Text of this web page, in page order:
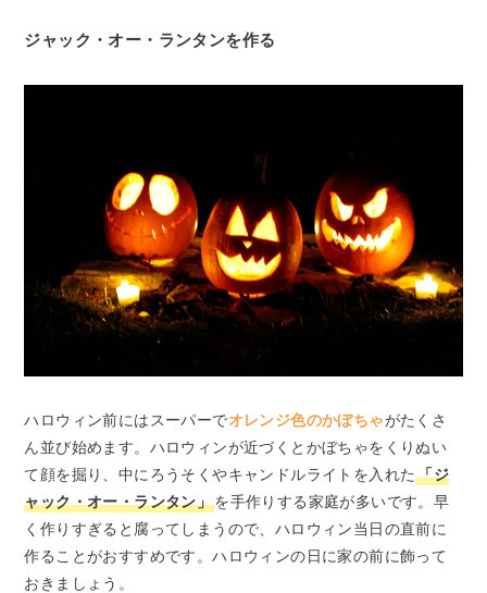
ジャック・オー・ランタンを作る
ハロウィン前にはスーパーでオレンジ色のかぼちゃがたくさ
ん並び始めます。ハロウィンが近づくとかぼちゃをくりぬい
て顔を掘り、中にろうそくやキャンドルライトを入れた「ジ
ャック・オー・ランタン」を手作りする家庭が多いです。早
く作りすぎると腐ってしまうので、ハロウィン当日の直前に
作ることがおすすめです。ハロウィンの日に家の前に飾って
おきましょう。